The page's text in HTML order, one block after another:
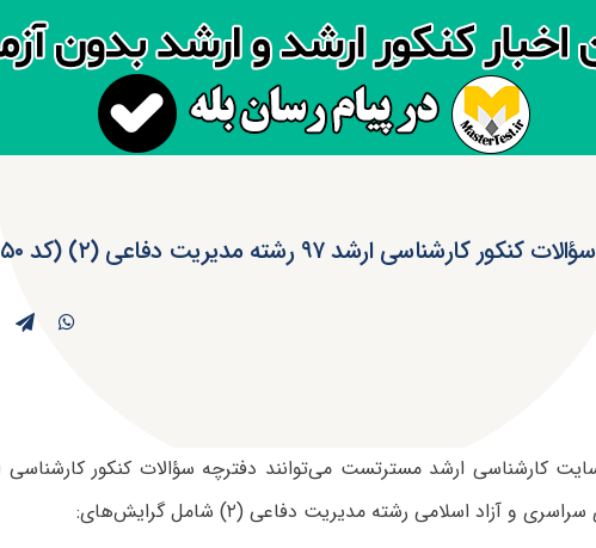
کنکور کارشناسی ارشد ۹۷ رشته مدیریت دفاعی (۲) (کد ۱۱۵۰)
سایت کارشناسی ارشد مسترتست می‌توانند دفترچه سؤالات کنکور